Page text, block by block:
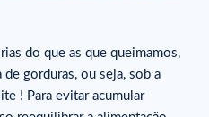
do que as que queimamos,
gorduras, ou seja, sob a
! Para evitar acumular